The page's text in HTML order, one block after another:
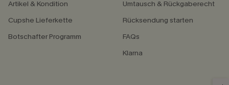
Artikel & Kondition
Cupshe Lieferkette
Botschafter Programm
Umtausch & Rückgaberecht
Rücksendung starten
FAQs
Klarna